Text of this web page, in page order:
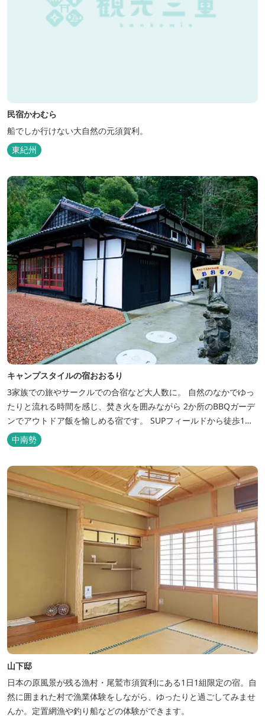
民宿かわむら
船でしか行けない大自然の元須賀利。
東紀州
キャンプスタイルの宿おおるり
3家族での旅やサークルでの合宿など大人数に。 自然のなかでゆっ
たりと流れる時間を感じ、焚き火を囲みながら 2か所のBBQガーデ
ンでアウトドア飯を愉しめる宿です。 SUPフィールドから徒歩1
分。絶景に囲まれた水上アクティビティも満喫したい方へ。
中南勢
山下邸
日本の原風景が残る漁村・尾鷲市須賀利にある1日1組限定の宿。自
然に囲まれた村で漁業体験をしながら、ゆったりと過ごしてみませ
んか。定置網漁や釣り船などの体験ができます。